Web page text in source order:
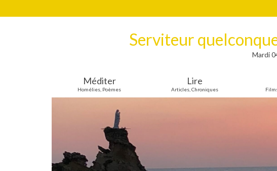
Serviteur
Mardi
Méditer
Homélies, Poèmes
Lire
Articles, Chroniques